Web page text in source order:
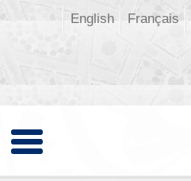
Français
English